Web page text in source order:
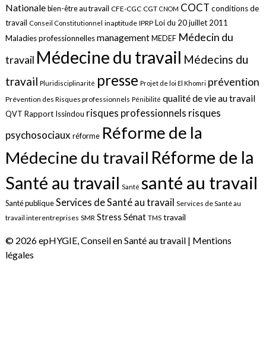
Nationale bien-être au travail CFE-CGC CGT CNOM COCT conditions de
travail Conseil Constitutionnel inaptitude IPRP Loi du 20 juillet 2011
Maladies professionnellesmanagement MEDEF Médecin du
travail Médecine du travail Médecins du
travail Pluridisciplinarité presse Projet de loi El Khomri prévention
Prévention des Risques professionnels Pénibilité qualité de vie au travail
QVT Rapport Issindou risques professionnels risques
psychosociauxréforme Réforme de la
Médecine du travail Réforme de la
Santé au travail Santé santé au travail
Santé publiqueServices de Santé au travail Services de Santé au
travail interentreprises SMR Stress Sénat TMS travail
© 2026 epHYGIE, Conseil en Santé au travail | Mentions
légales